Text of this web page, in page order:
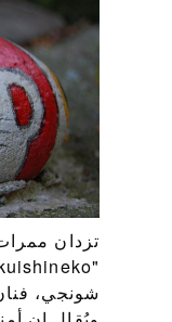
تزدان
شونجي،